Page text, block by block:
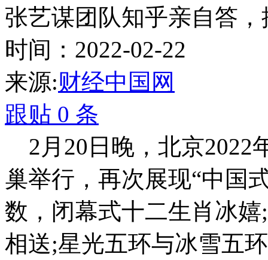
张艺谋团队知乎亲自答
时间：2022-02-22
来源:财经中国网
跟贴 0 条
2月20日晚，北京2022
巢举行，再次展现“中国
数，闭幕式十二生肖冰
相送;星光五环与冰雪五